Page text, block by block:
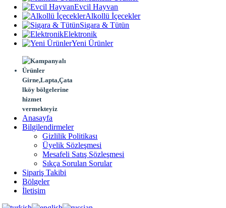
Evcil Hayvan
Alkollü İçecekler
Sigara & Tütün
Elektronik
Yeni Ürünler
Girne,Lapta,Çata
lköy bölgelerine
hizmet
vermekteyiz
Anasayfa
Bilgilendirmeler
Gizlilik Politikası
Üyelik Sözleşmesi
Mesafeli Satış Sözleşmesi
Sıkça Sorulan Sorular
Sipariş Takibi
Bölgeler
İletişim